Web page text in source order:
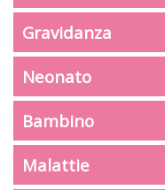
Gravidanza
Neonato
Bambino
Malattie